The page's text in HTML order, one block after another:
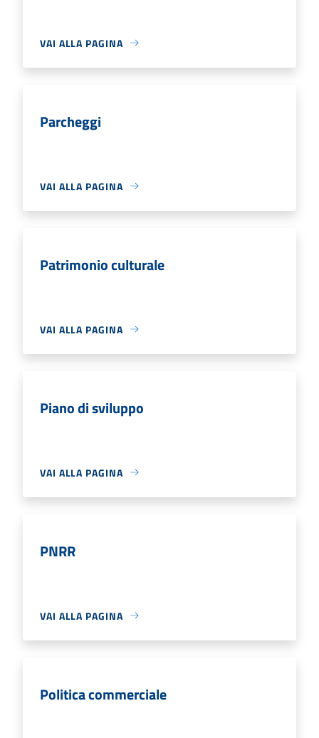
VAI ALLA PAGINA
Parcheggi
VAI ALLA PAGINA
Patrimonio culturale
VAI ALLA PAGINA
Piano di sviluppo
VAI ALLA PAGINA
PNRR
VAI ALLA PAGINA
Politica commerciale